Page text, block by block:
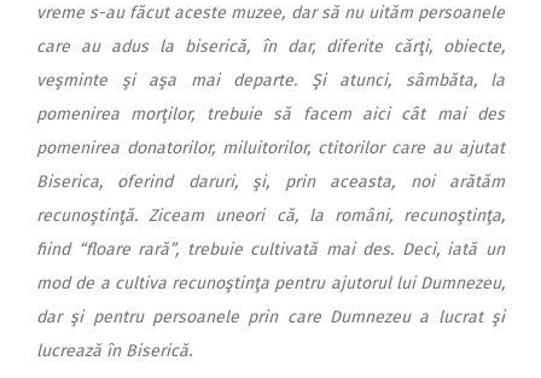
vreme s-au făcut aceste muzee, dar să nu uităm persoanele
care au adus la biserică, în dar, diferite cărţi, obiecte,
veşminte şi aşa mai departe. Şi atunci, sâmbăta, la
pomenirea morţilor, trebuie să facem aici cât mai des
pomenirea donatorilor, miluitorilor, ctitorilor care au ajutat
Biserica, oferind daruri, şi, prin aceasta, noi arătăm
recunoştinţă. Ziceam uneori că, la români, recunoştinţa,
fiind “floare rară”, trebuie cultivată mai des. Deci, iată un
mod de a cultiva recunoştinţa pentru ajutorul lui Dumnezeu,
dar şi pentru persoanele prin care Dumnezeu a lucrat şi
lucrează în Biserică.